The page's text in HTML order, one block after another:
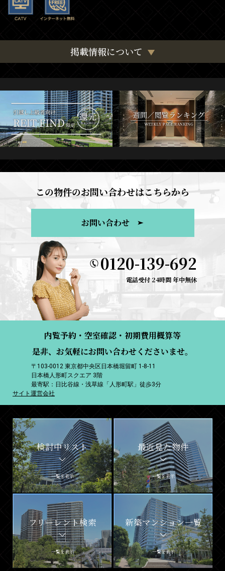
掲載情報について
この物件のお問い合わせはこちらから
お問い合わせ
0120-139-692
電話受付 24時間 年中無休
内覧予約・空室確認・初期費用概算等
是非、お気軽にお問い合わせくださいませ。
〒103-0012 東京都中央区日本橋堀留町 1-8-11
日本橋人形町スクエア 3階
最寄駅：日比谷線・浅草線「人形町駅」徒歩3分
サイト運営会社
検討中リスト
一覧を表示
最近見た物件
一覧を表示
フリーレント検索
一覧を表示
新築マンション一覧
一覧を表示